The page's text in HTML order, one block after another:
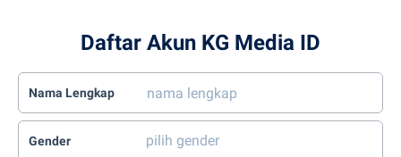
Daftar Akun KG Media ID
Nama Lengkap
Gender